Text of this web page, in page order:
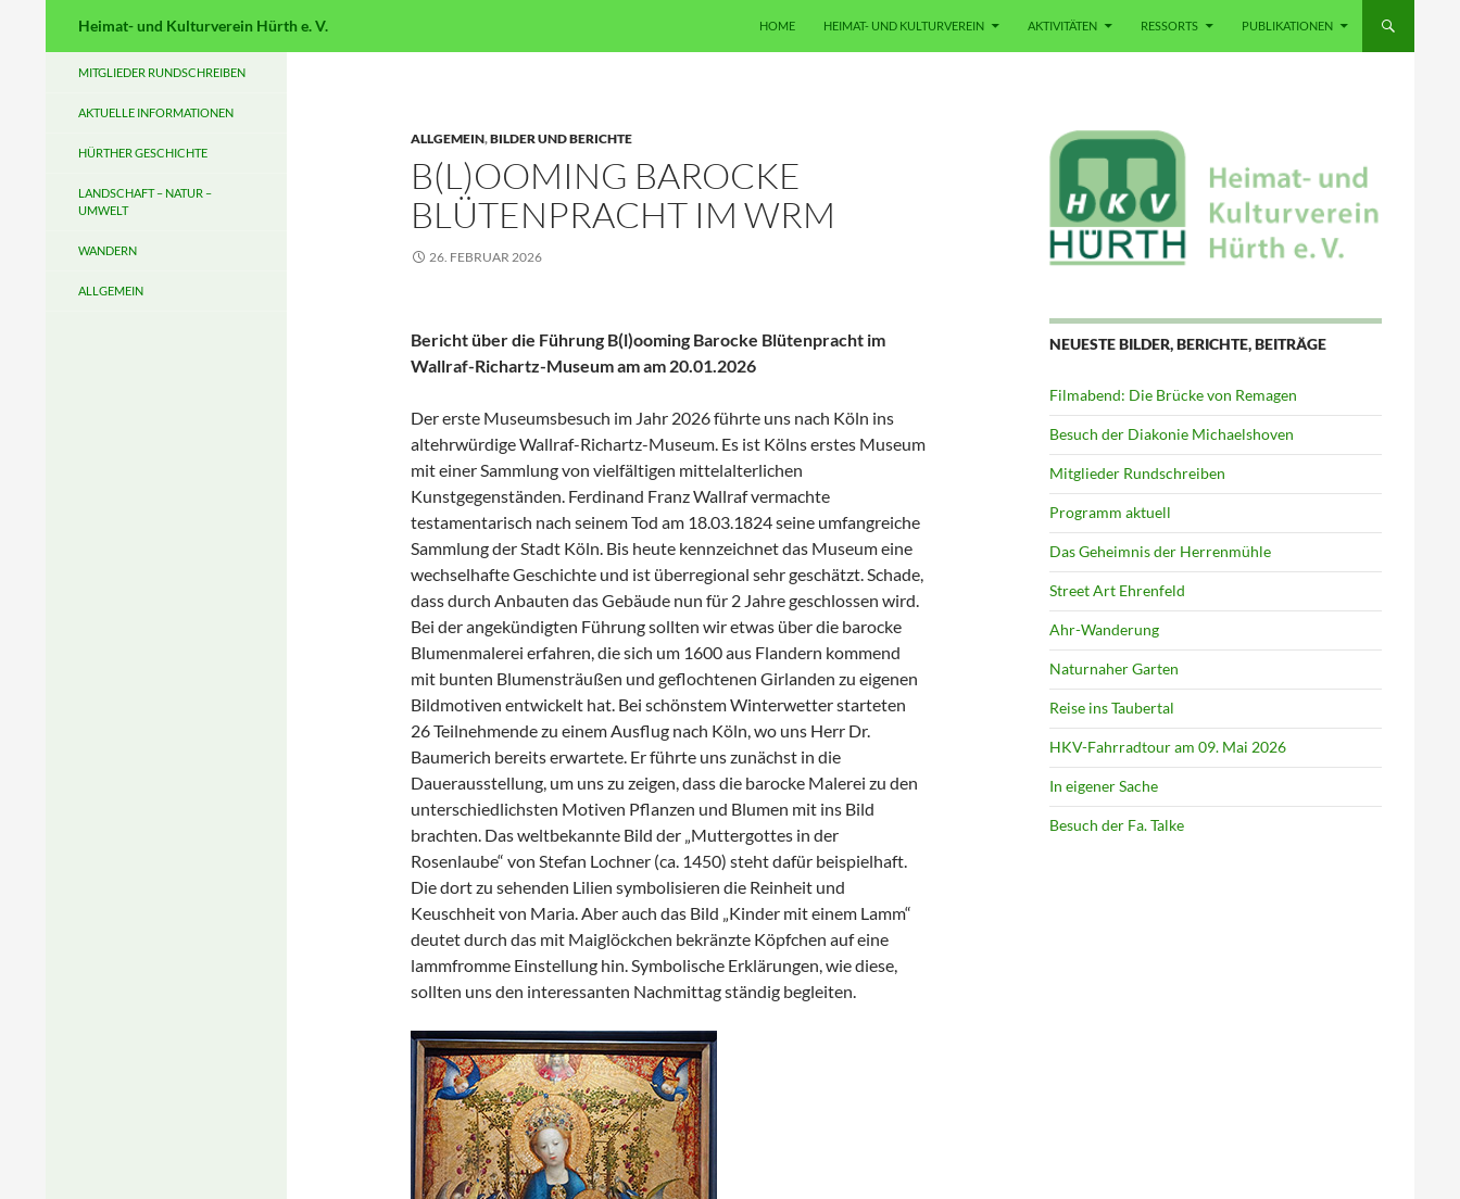
Heimat- und Kulturverein Hürth e. V.
HOME
HEIMAT- UND KULTURVEREIN AKTIVITÄTEN RESSORTS PUBLIKATIONEN
ALLGEMEIN,BILDER UND BERICHTE
B(L)OOMING BAROCKE
BLÜTENPRACHT IM WRM
26. FEBRUAR 2026
Bericht über die Führung B(l)ooming Barocke Blütenpracht im
Wallraf-Richartz-Museum am am 20.01.2026
Der erste Museumsbesuch im Jahr 2026 führte uns nach Köln ins
altehrwürdige Wallraf-Richartz-Museum. Es ist Kölns erstes Museum
mit einer Sammlung von vielfältigen mittelalterlichen
Kunstgegenständen. Ferdinand Franz Wallraf vermachte
testamentarisch nach seinem Tod am 18.03.1824 seine umfangreiche
Sammlung der Stadt Köln. Bis heute kennzeichnet das Museum eine
wechselhafte Geschichte und ist überregional sehr geschätzt. Schade,
dass durch Anbauten das Gebäude nun für 2 Jahre geschlossen wird.
Bei der angekündigten Führung sollten wir etwas über die barocke
Blumenmalerei erfahren, die sich um 1600 aus Flandern kommend
mit bunten Blumensträußen und geflochtenen Girlanden zu eigenen
Bildmotiven entwickelt hat. Bei schönstem Winterwetter starteten
26 Teilnehmende zu einem Ausflug nach Köln, wo uns Herr Dr.
Baumerich bereits erwartete. Er führte uns zunächst in die
Dauerausstellung, um uns zu zeigen, dass die barocke Malerei zu den
unterschiedlichsten Motiven Pflanzen und Blumen mit ins Bild
brachten. Das weltbekannte Bild der „Muttergottes in der
Rosenlaube“ von Stefan Lochner (ca. 1450) steht dafür beispielhaft.
Die dort zu sehenden Lilien symbolisieren die Reinheit und
Keuschheit von Maria. Aber auch das Bild „Kinder mit einem Lamm“
deutet durch das mit Maiglöckchen bekränzte Köpfchen auf eine
lammfromme Einstellung hin. Symbolische Erklärungen, wie diese,
sollten uns den interessanten Nachmittag ständig begleiten.
NEUESTE BILDER, BERICHTE, BEITRÄGE
Filmabend: Die Brücke von Remagen
Besuch der Diakonie Michaelshoven
Mitglieder Rundschreiben
Programm aktuell
Das Geheimnis der Herrenmühle
Street Art Ehrenfeld
Ahr-Wanderung
Naturnaher Garten
Reise ins Taubertal
HKV-Fahrradtour am 09. Mai 2026
In eigener Sache
Besuch der Fa. Talke
MITGLIEDER RUNDSCHREIBEN
AKTUELLE INFORMATIONEN
HÜRTHER GESCHICHTE
LANDSCHAFT – NATUR –
UMWELT
WANDERN
ALLGEMEIN